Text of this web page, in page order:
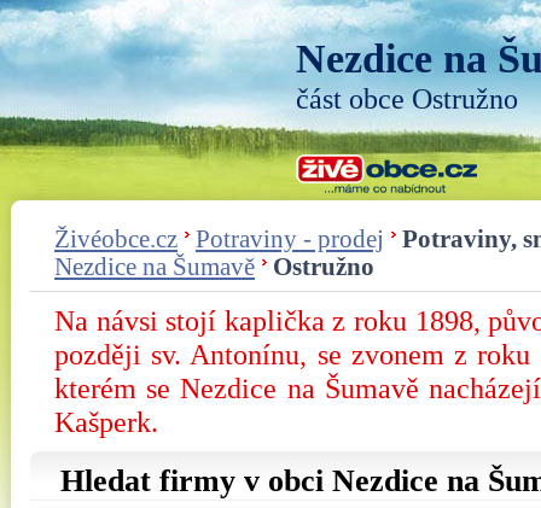
Nezdice na
část obce Ostružno
Živéobce.cz Potraviny - prodej
Potraviny,
Nezdice na Šumavě
Ostružno
Na návsi stojí kaplička z roku 1898,
později sv. Antonínu, se zvonem z
kterém se Nezdice na Šumavě
Kašperk.
Hledat firmy v obci Nezdice na